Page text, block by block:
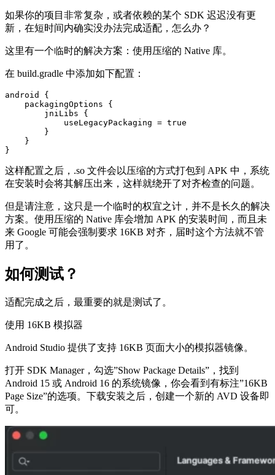
如果你的项目非常复杂，或者依赖的某个 SDK 迟迟没有更
新，在短时间内确实没办法完成适配，怎么办？
这里有一个临时的解决方案：使用压缩的 Native 库。
在 build.gradle 中添加如下配置：
android {
packagingOptions {
jniLibs {
useLegacyPackaging = true
}
}
}
这样配置之后，.so 文件会以压缩的方式打包到 APK 中，系统
在安装时会将其解压出来，这样就绕开了对齐检查的问题。
但是请注意，这只是一个临时的权宜之计，并不是长久的解决
方案。使用压缩的 Native 库会增加 APK 的安装时间，而且未
来 Google 可能会强制要求 16KB 对齐，届时这个方法就不管
用了。
如何测试？
适配完成之后，最重要的就是测试了。
使用 16KB 模拟器
Android Studio 提供了支持 16KB 页面大小的模拟器镜像。
打开 SDK Manager，勾选”Show Package Details”，找到
Android 15 或 Android 16 的系统镜像，你会看到有标注”16KB
Page Size”的选项。下载安装之后，创建一个新的 AVD 设备即
可。